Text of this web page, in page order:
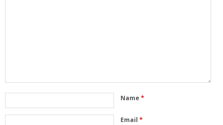
Name *
Email *